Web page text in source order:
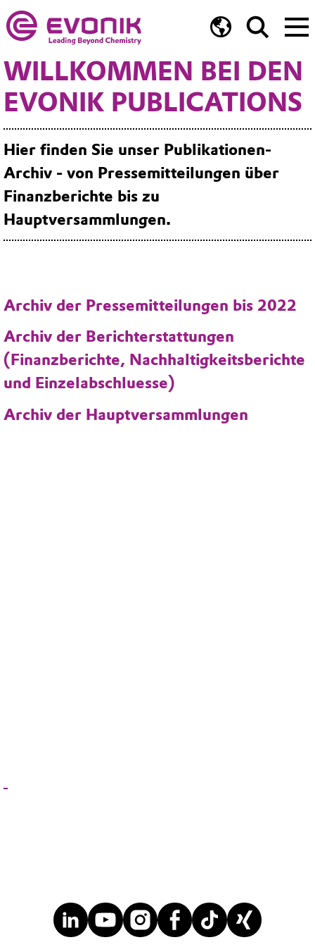
WILLKOMMEN BEI DEN
EVONIK PUBLICATIONS
Hier finden Sie unser Publikationen-
Archiv - von Pressemitteilungen über
Finanzberichte bis zu
Hauptversammlungen.
Archiv der Pressemitteilungen bis 2022
Archiv der Berichterstattungen
(Finanzberichte, Nachhaltigkeitsberichte
und Einzelabschluesse)
Archiv der Hauptversammlungen